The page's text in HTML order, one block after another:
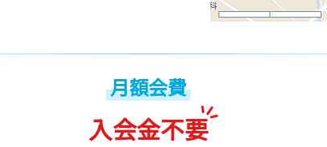
月額会費
入会金不要